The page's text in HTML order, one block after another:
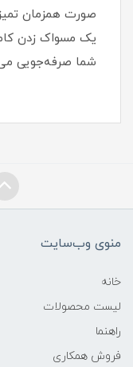
یک مسواک زدن
شما صرفه‌جویی
منوی وب‌سایت
خانه
لیست محصولات
راهنما
فروش همکاری